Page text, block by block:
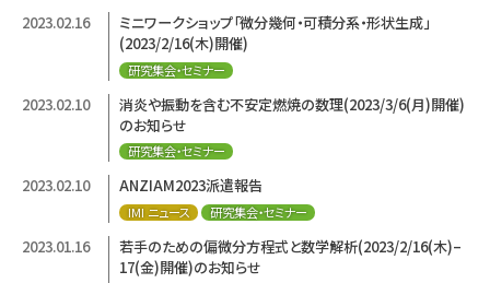
2023.02.16
ミニワークショップ「微分幾何・可積分系・形状生成」
(2023/2/16(木)開催)
研究集会・セミナー
2023.02.10
消炎や振動を含む不安定燃焼の数理(2023/3/6(月)開催)
のお知らせ
研究集会・セミナー
2023.02.10 ANZIAM2023派遣報告
IMI ニュース 研究集会・セミナー
2023.01.16
若手のための偏微分方程式と数学解析(2023/2/16(木)–
17(金)開催)のお知らせ